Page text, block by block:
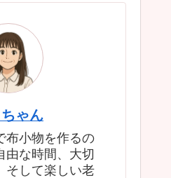
ゃん
布小物を作るの
由な時間、大切
そして楽しい老